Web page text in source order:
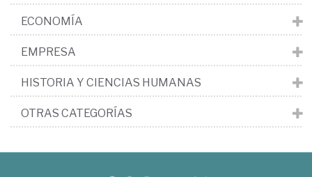
ECONOMÍA
EMPRESA
HISTORIA Y CIENCIAS HUMANAS
OTRAS CATEGORÍAS